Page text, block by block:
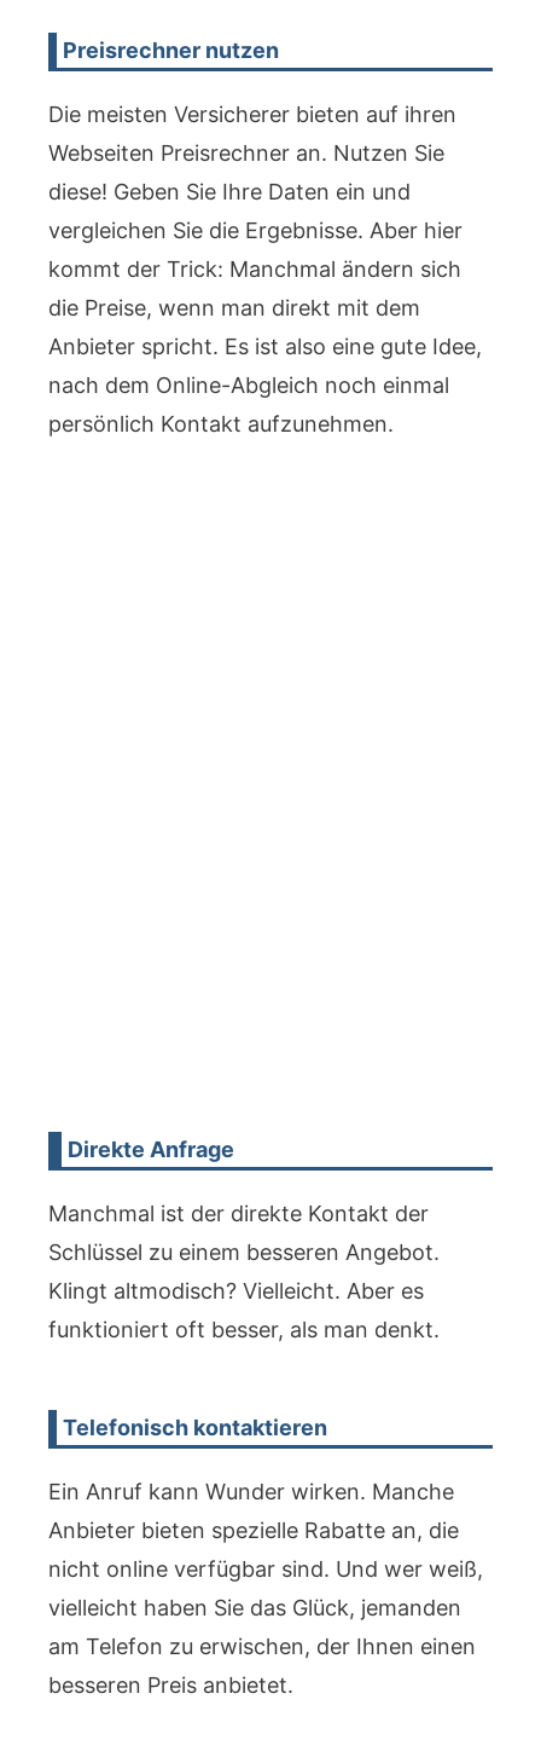
Preisrechner nutzen
Die meisten Versicherer bieten auf ihren
Webseiten Preisrechner an. Nutzen Sie
diese! Geben Sie Ihre Daten ein und
vergleichen Sie die Ergebnisse. Aber hier
kommt der Trick: Manchmal ändern sich
die Preise, wenn man direkt mit dem
Anbieter spricht. Es ist also eine gute Idee,
nach dem Online-Abgleich noch einmal
persönlich Kontakt aufzunehmen.
Direkte Anfrage
Manchmal ist der direkte Kontakt der
Schlüssel zu einem besseren Angebot.
Klingt altmodisch? Vielleicht. Aber es
funktioniert oft besser, als man denkt.
Telefonisch kontaktieren
Ein Anruf kann Wunder wirken. Manche
Anbieter bieten spezielle Rabatte an, die
nicht online verfügbar sind. Und wer weiß,
vielleicht haben Sie das Glück, jemanden
am Telefon zu erwischen, der Ihnen einen
besseren Preis anbietet.